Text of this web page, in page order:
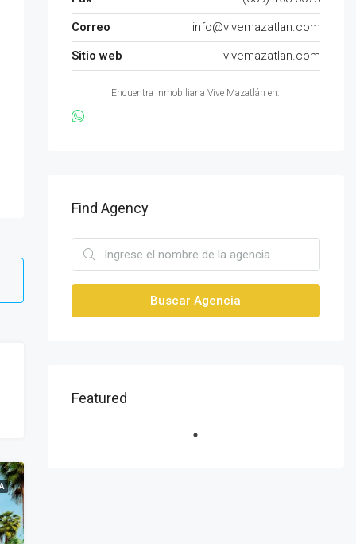
Correo
info@vivemazatlan.com
Sitio web
vivemazatlan.com
Encuentra Inmobiliaria Vive Mazatlán en:
Find Agency
Buscar Agencia
Featured